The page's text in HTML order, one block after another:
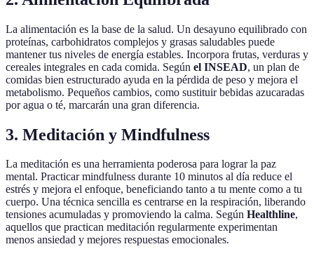
La alimentación es la base de la salud. Un desayuno equilibrado con
proteínas, carbohidratos complejos y grasas saludables puede
mantener tus niveles de energía estables. Incorpora frutas, verduras y
cereales integrales en cada comida. Según el INSEAD, un plan de
comidas bien estructurado ayuda en la pérdida de peso y mejora el
metabolismo. Pequeños cambios, como sustituir bebidas azucaradas
por agua o té, marcarán una gran diferencia.
3. Meditación y Mindfulness
La meditación es una herramienta poderosa para lograr la paz
mental. Practicar mindfulness durante 10 minutos al día reduce el
estrés y mejora el enfoque, beneficiando tanto a tu mente como a tu
cuerpo. Una técnica sencilla es centrarse en la respiración, liberando
tensiones acumuladas y promoviendo la calma. Según Healthline,
aquellos que practican meditación regularmente experimentan
menos ansiedad y mejores respuestas emocionales.